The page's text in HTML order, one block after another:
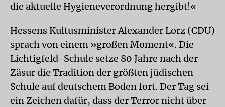
die aktuelle Hygieneverordnung hergibt!«
Hessens Kultusminister Alexander Lorz (CDU)
sprach von einem »großen Moment«. Die
Lichtigfeld-Schule setze 80 Jahre nach der
Zäsur die Tradition der größten jüdischen
Schule auf deutschem Boden fort. Der Tag sei
ein Zeichen dafür, dass der Terror nicht über